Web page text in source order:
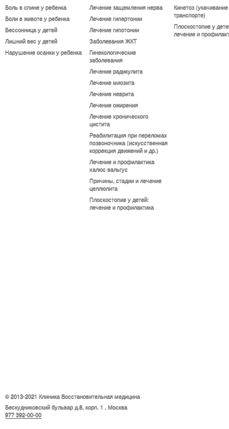
Боль в спине у ребенка
Боли в животе у ребенка
Бессонница у детей
Лишний вес у детей
Нарушение осанки у ребенка
Лечение защемления нерва
Лечение гипертонии
Лечение гипотонии
Заболевания ЖКТ
Гинекологические
заболевания
Лечение радикулита
Лечение миозита
Лечение неврита
Лечение ожирения
Лечение хронического
цистита
Реабилитация при переломах
позвоночника (искусственная
коррекция движений и др.)
Лечение и профилактика
халюс вальгус
Причины, стадии и лечение
целлюлита
Плоскостопие у детей:
лечение и профилактика
Кинетоз
транспорте)
Плоскостопие у
лечение и
© 2013-2021 КлиникаВосстановительная медицина
Бескудниковский бульвар д.8, корп. 1
Москва
977 392-00-00